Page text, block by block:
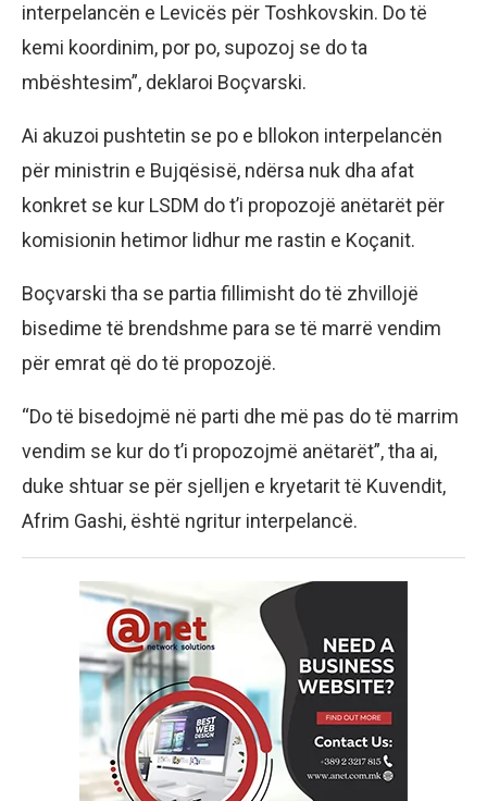
interpelancën e Levicës për Toshkovskin. Do të
kemi koordinim, por po, supozoj se do ta
mbështesim”, deklaroi Boçvarski.
Ai akuzoi pushtetin se po e bllokon interpelancën
për ministrin e Bujqësisë, ndërsa nuk dha afat
konkret se kur LSDM do t’i propozojë anëtarët për
komisionin hetimor lidhur me rastin e Koçanit.
Boçvarski tha se partia fillimisht do të zhvillojë
bisedime të brendshme para se të marrë vendim
për emrat që do të propozojë.
“Do të bisedojmë në parti dhe më pas do të marrim
vendim se kur do t’i propozojmë anëtarët”, tha ai,
duke shtuar se për sjelljen e kryetarit të Kuvendit,
Afrim Gashi, është ngritur interpelancë.